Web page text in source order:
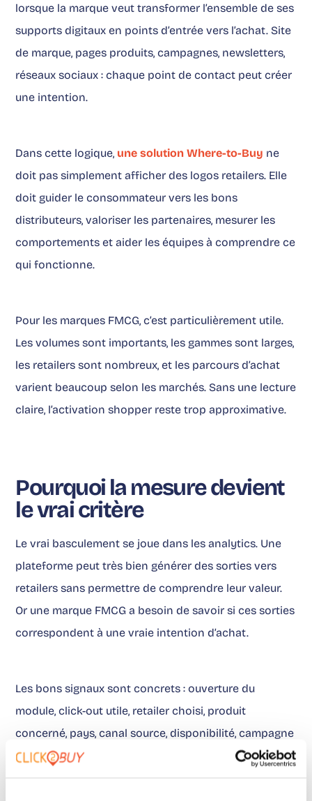
lorsque la marque veut transformer l’ensemble de ses
supports digitaux en points d’entrée vers l’achat. Site
de marque, pages produits, campagnes, newsletters,
réseaux sociaux : chaque point de contact peut créer
une intention.
Dans cette logique, une solution Where-to-Buy ne
doit pas simplement afficher des logos retailers. Elle
doit guider le consommateur vers les bons
distributeurs, valoriser les partenaires, mesurer les
comportements et aider les équipes à comprendre ce
qui fonctionne.
Pour les marques FMCG, c’est particulièrement utile.
Les volumes sont importants, les gammes sont larges,
les retailers sont nombreux, et les parcours d’achat
varient beaucoup selon les marchés. Sans une lecture
claire, l’activation shopper reste trop approximative.
Pourquoi la mesure devient
le vrai critère
Le vrai basculement se joue dans les analytics. Une
plateforme peut très bien générer des sorties vers
retailers sans permettre de comprendre leur valeur.
Or une marque FMCG a besoin de savoir si ces sorties
correspondent à une vraie intention d’achat.
Les bons signaux sont concrets : ouverture du
module, click-out utile, retailer choisi, produit
concerné, pays, canal source, disponibilité, campagne
d’origine. Avec ces données, les équipes peuvent